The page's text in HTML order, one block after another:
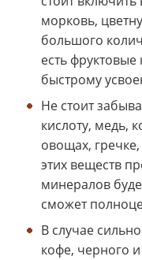
морковь,
большого
есть
быстрому
Не стоит
кислоту, медь,
овощах,
этих веществ
минералов
сможет
В случае
кофе, черного